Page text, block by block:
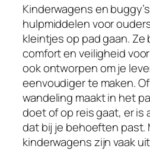
Kinderwagens en
hulpmiddelen voor
kleintjes op pad gaan.
comfort en veiligheid
ook ontworpen om je
eenvoudiger te maken.
wandeling maakt in het
doet of op reis gaat, er is
dat bij je behoeften past.
kinderwagens zijn vaak